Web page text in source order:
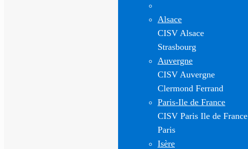
Alsace
CISV Alsace
Strasbourg
Auvergne
CISV Auvergne
Clermond Ferrand
Paris-Ile de France
CISV Paris Ile de France
Paris
Isère